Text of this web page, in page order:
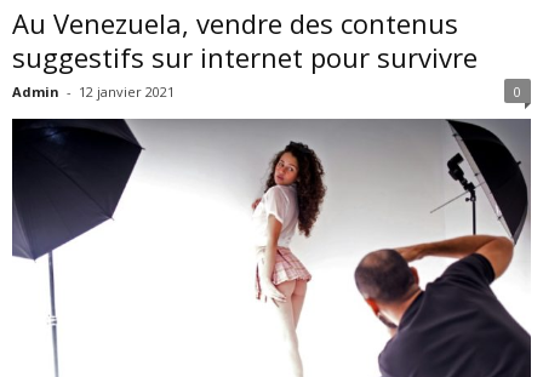
Au Venezuela, vendre des contenus
suggestifs sur internet pour survivre
Admin - 12 janvier 2021 0